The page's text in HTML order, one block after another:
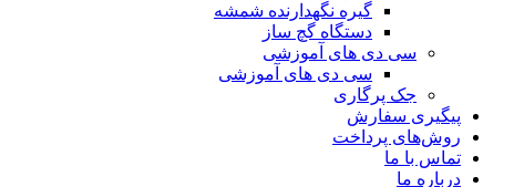
گیره نگهدارنده شمشه
دستگاه گچ ساز
سی دی های آموزشی
سی دی های آموزشی
جک پرگاری
پیگیری سفارش
روش‌های پرداخت
تماس با ما
درباره ما